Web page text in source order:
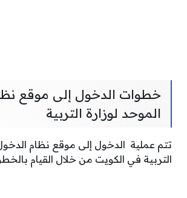
خطوات الدخول إلى موقع
الموحد لوزارة التربية
تتم عملية الدخول إلى موقع نظام
التربية في الكويت من خلال القيام